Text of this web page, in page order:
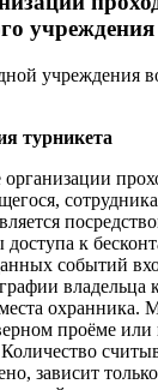
учреждения
учреждения
турникета
доступа к
событий
владельца
охранника.
проёме
зависит